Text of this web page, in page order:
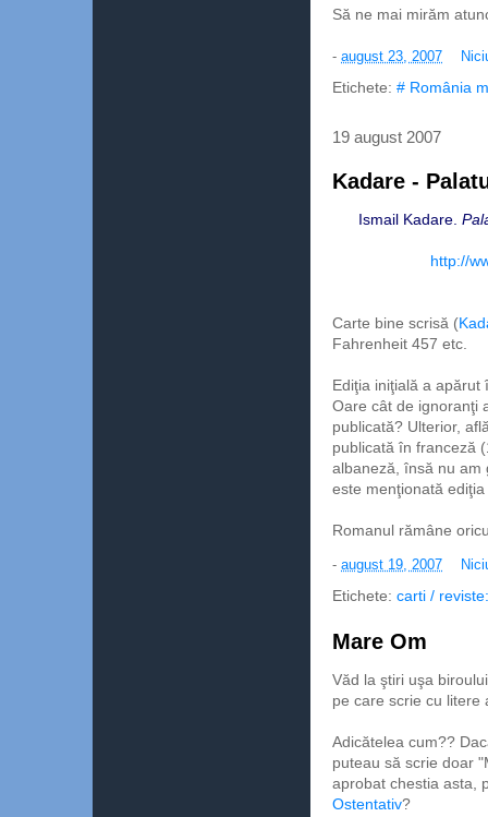
Să ne mai mirăm
- august 23, 2007
Etichete: # România
19 august 2007
Kadare -
Ismail Kadare.
http://
Carte bine scrisă (
Fahrenheit 457 etc.
Ediţia iniţială a apărut
Oare cât de ignoranţi
publicată? Ulterior,
publicată în franceză
albaneză, însă nu am
este menţionată
Romanul rămâne
- august 19, 2007
Etichete: carti /
Mare Om
Văd la ştiri uşa
pe care scrie cu
Adicătelea cum??
puteau să scrie doar
aprobat chestia asta,
Ostentativ?